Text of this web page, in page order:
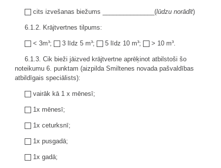
cits izvešanas biežums _______________(lūdzu norādīt)
6.1.2. Krājtvertnes tilpums:
< 3m³; 3 līdz 5 m³; 5 līdz 10 m³; > 10 m³.
6.1.3. Cik bieži jāizved krājtvertne aprēķinot atbilstoši šo
noteikumu 6. punktam (aizpilda Smiltenes novada pašvaldības
atbildīgais speciālists):
vairāk kā 1 x mēnesī;
1x mēnesī;
1x ceturksnī;
1x pusgadā;
1x gadā;